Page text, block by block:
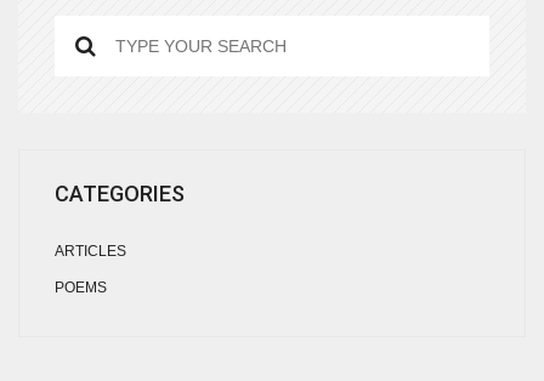
CATEGORIES
ARTICLES
POEMS